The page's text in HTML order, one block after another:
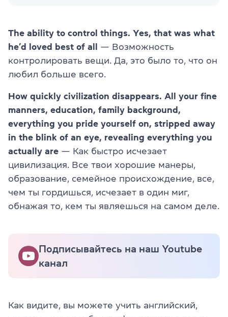
The ability to control things. Yes, that was what
he’d loved best of all
— Возможность
контролировать вещи. Да, это было то, что он
любил больше всего.
How quickly civilization disappears. All your fine
manners, education, family background,
everything you pride yourself on, stripped away
in the blink of an eye, revealing everything you
actually are — Как быстро исчезает
цивилизация. Все твои хорошие манеры,
образование, семейное происхождение, все,
чем ты гордишься, исчезает в один миг,
обнажая то, кем ты являешься на самом деле.
Подписывайтесь на наш Youtube
канал
Как видите, вы можете учить английский,